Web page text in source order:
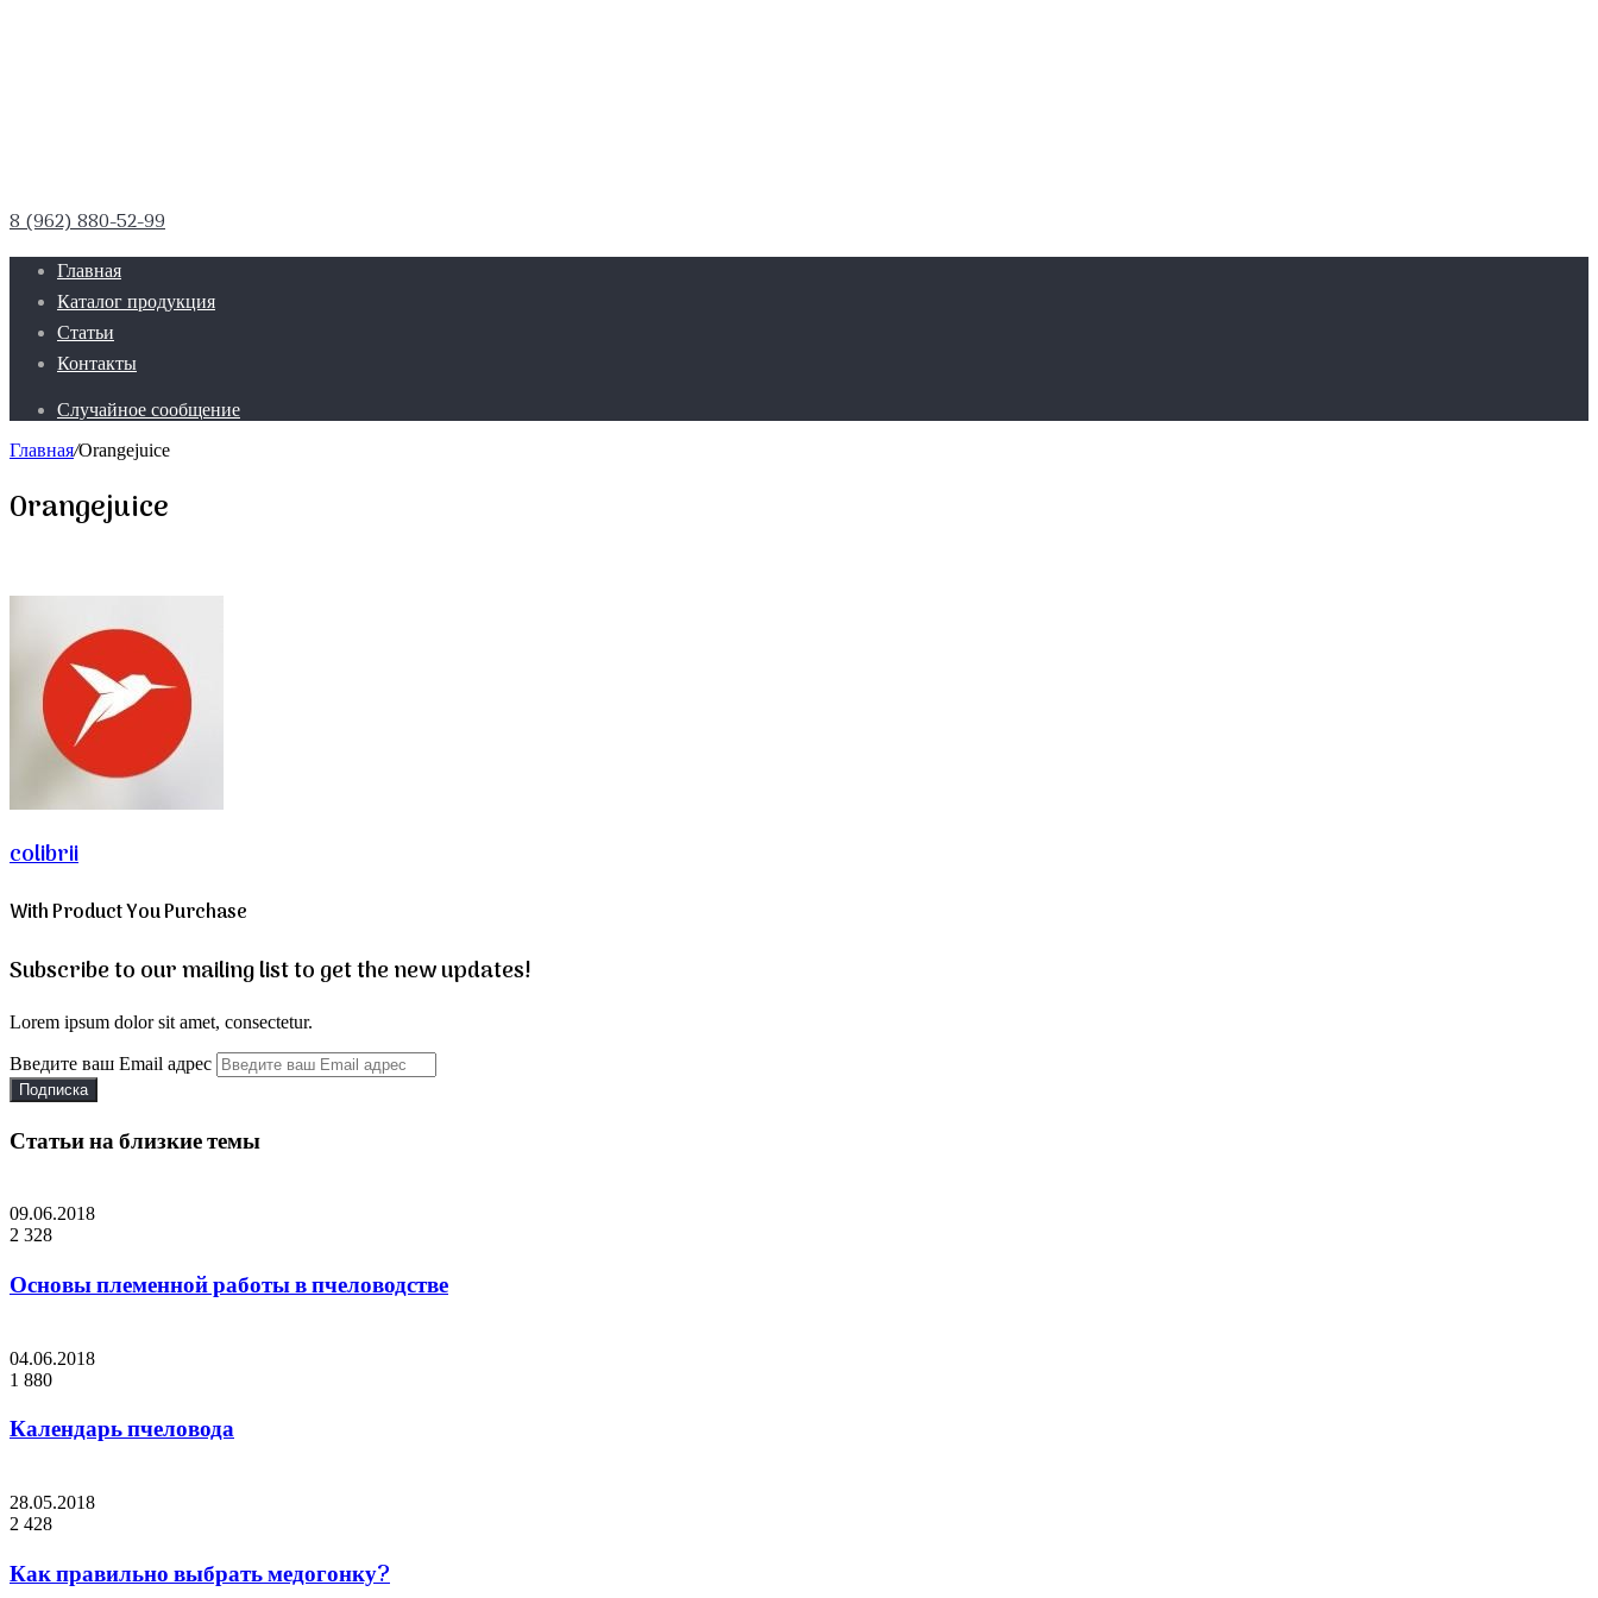
8 (962) 880-52-99
Главная
Каталог продукция
Статьи
Контакты
Случайное сообщение
Главная/Orangejuice
Orangejuice
colibrii
With Product You Purchase
Subscribe to our mailing list to get the new updates!
Lorem ipsum dolor sit amet, consectetur.
Введите ваш Email адрес
Статьи на близкие темы
09.06.2018
2 328
Основы племенной работы в пчеловодстве
04.06.2018
1 880
Календарь пчеловода
28.05.2018
2 428
Как правильно выбрать медогонку?